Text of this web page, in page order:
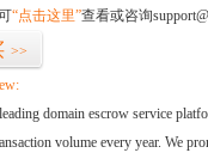
“点击这里”查看或咨询
>>
domain escrow service
volume every year. We